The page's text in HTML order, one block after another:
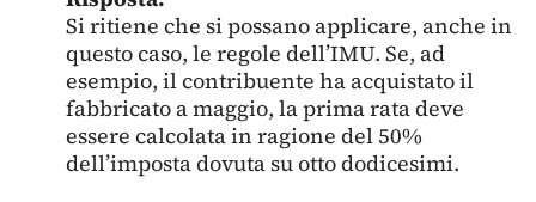
Si ritiene che si possano applicare, anche in
questo caso, le regole dell’IMU. Se, ad
esempio, il contribuente ha acquistato il
fabbricato a maggio, la prima rata deve
essere calcolata in ragione del 50%
dell’imposta dovuta su otto dodicesimi.